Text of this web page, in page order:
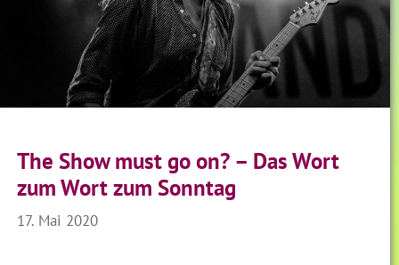
The Show must go on? – Das Wort
zum Wort zum Sonntag
17. Mai 2020